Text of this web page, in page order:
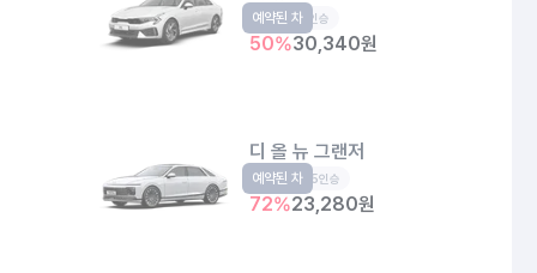
중형 5인승
50%30,340원
예약된 차
디 올 뉴 그랜저
준대형 5인승
72%23,280원
예약된 차